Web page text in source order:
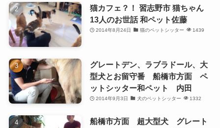
猫カフェ？！ 習志野市 猫ちゃん
13人のお世話 和ペット佐藤
2014年8月24日 猫のペットシッター 1439
グレートデン、ラブラドール、大
型犬とお留守番 船橋市方面 ペ
ットシッター和ペット 内田
2014年9月3日 犬のペットシッター 1332
船橋市方面 超大型犬 グレート